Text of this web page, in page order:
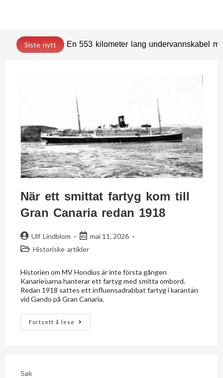
Siste nytt En 553 kilometer lang undervannskabel
När ett smittat fartyg kom till
Gran Canaria redan 1918
Ulf Lindblom
mai 11, 2026
Historiske artikler
Historien om MV Hondius är inte första gången
Kanarieöarna hanterar ett fartyg med smitta ombord.
Redan 1918 sattes ett influensadrabbat fartyg i karantän
vid Gando på Gran Canaria.
Fortsett å lese
Søk